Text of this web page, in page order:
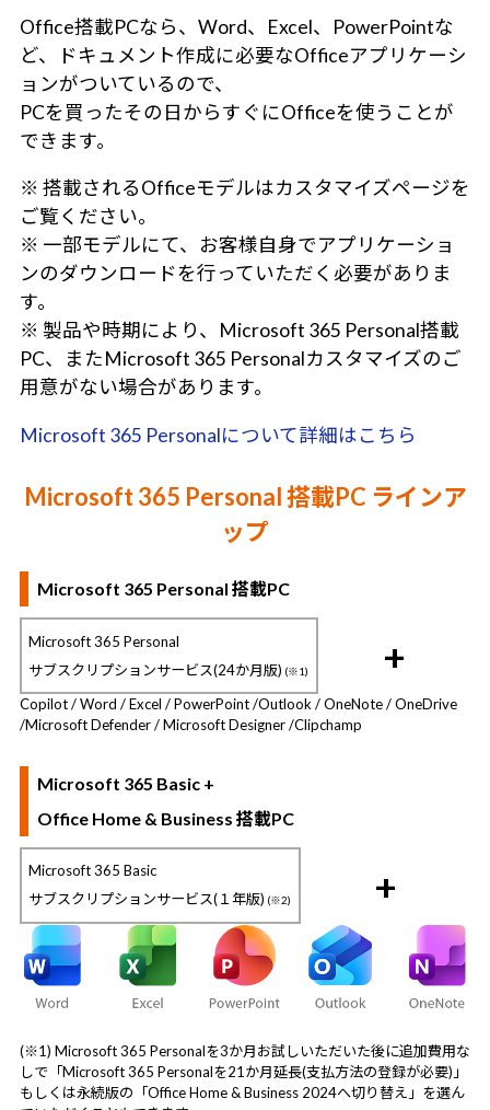
Office搭載PCなら、Word、Excel、PowerPointな
ど、ドキュメント作成に必要なOfficeアプリケーシ
ョンがついているので、
PCを買ったその日からすぐにOfficeを使うことが
できます。
※ 搭載されるOfficeモデルはカスタマイズページを
ご覧ください。
※ 一部モデルにて、お客様自身でアプリケーショ
ンのダウンロードを行っていただく必要がありま
す。
※ 製品や時期により、Microsoft 365 Personal搭載
PC、またMicrosoft 365 Personalカスタマイズのご
用意がない場合があります。
Microsoft 365 Personalについて詳細はこちら
Microsoft 365 Personal 搭載PC ラインア
ップ
Microsoft 365 Personal 搭載PC
Microsoft 365 Personal
サブスクリプションサービス(24か月版) (※1) +
Copilot / Word / Excel / PowerPoint /Outlook / OneNote / OneDrive
/Microsoft Defender / Microsoft Designer /Clipchamp
Microsoft 365 Basic +
Office Home & Business 搭載PC
Microsoft 365 Basic
サブスクリプションサービス(１年版) (※2) +
(※1) Microsoft 365 Personalを3か月お試しいただいた後に追加費用な
しで「Microsoft 365 Personalを21か月延長(支払方法の登録が必要)」
もしくは永続版の「Office Home & Business 2024へ切り替え」を選ん